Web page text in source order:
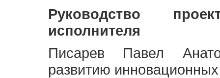
Руководство
исполнителя
Писарев Павел
развитию